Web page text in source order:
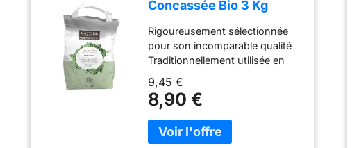
Concassée Bio 3 Kg
Rigoureusement sélectionnée
pour son incomparable qualité
Traditionnellement utilisée en
Absorbe impuretés, toxines,
excès de sébum Apaise et
répare la peau - Favorise le
renouvellement cellulaire Argile
9,45 €
8,90 €